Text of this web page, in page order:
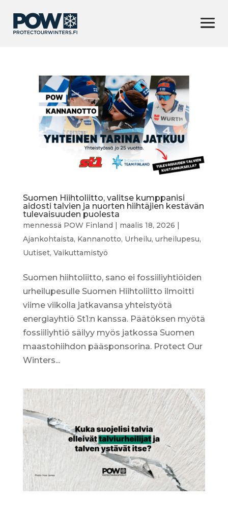
Suomen Hiihtoliitto, valitse kumppanisi
aidosti talvien ja nuorten hiihtäjien kestävän
tulevaisuuden puolesta
mennessä POW Finland | maalis 18, 2026 |
Ajankohtaista, Kannanotto, Urheilu, urheilupesu,
Uutiset, Vaikuttamistyö
Suomen hiihtoliitto, sano ei fossiiliyhtiöiden
urheilupesulle Suomen Hiihtoliitto ilmoitti
viime viikolla jatkavansa yhteistyötä
energiayhtiö St1:n kanssa. Päätöksen myötä
fossiiliyhtiö säilyy myös jatkossa Suomen
maastohiihdon pääsponsorina. Protect Our
Winters...